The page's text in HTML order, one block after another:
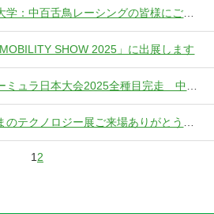
大阪公立大学：中百舌鳥レーシングの皆様にご来社いただきました。
MOBILITY SHOW 2025」に出展します
学生フォーミュラ日本大会2025全種目完走 中百舌鳥レーシング(大阪公立大学)
人とくるまのテクノロジー展ご来場ありがとうございました。
12